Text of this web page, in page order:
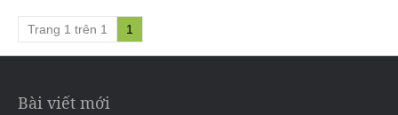
Trang 1 trên 1 1
Bài viết mới